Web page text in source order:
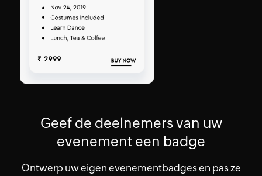
Geef de deelnemers van uw
evenement een badge
Ontwerp uw eigen evenementbadges en pas ze